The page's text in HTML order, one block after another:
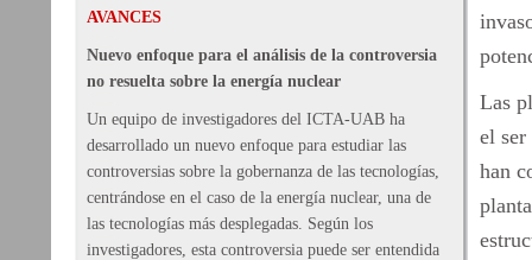
AVANCES
Nuevo enfoque para el análisis de la controversia
no resuelta sobre la energía nuclear
Un equipo de investigadores del ICTA-UAB ha
desarrollado un nuevo enfoque para estudiar las
controversias sobre la gobernanza de las tecnologías,
centrándose en el caso de la energía nuclear, una de
las tecnologías más desplegadas. Según los
investigadores, esta controversia puede ser entendida
Las
el ser
han